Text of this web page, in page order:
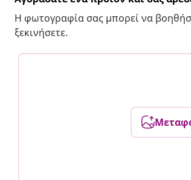
Η φωτογραφία σας μπορεί να
ξεκινήσετε.